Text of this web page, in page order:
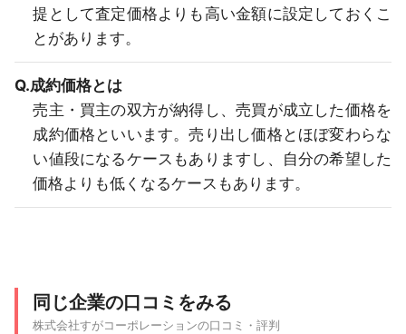
提として査定価格よりも高い金額に設定しておくこ
とがあります。
Q.成約価格とは
売主・買主の双方が納得し、売買が成立した価格を
成約価格といいます。売り出し価格とほぼ変わらな
い値段になるケースもありますし、自分の希望した
価格よりも低くなるケースもあります。
同じ企業の口コミをみる
株式会社すがコーポレーションの口コミ・評判